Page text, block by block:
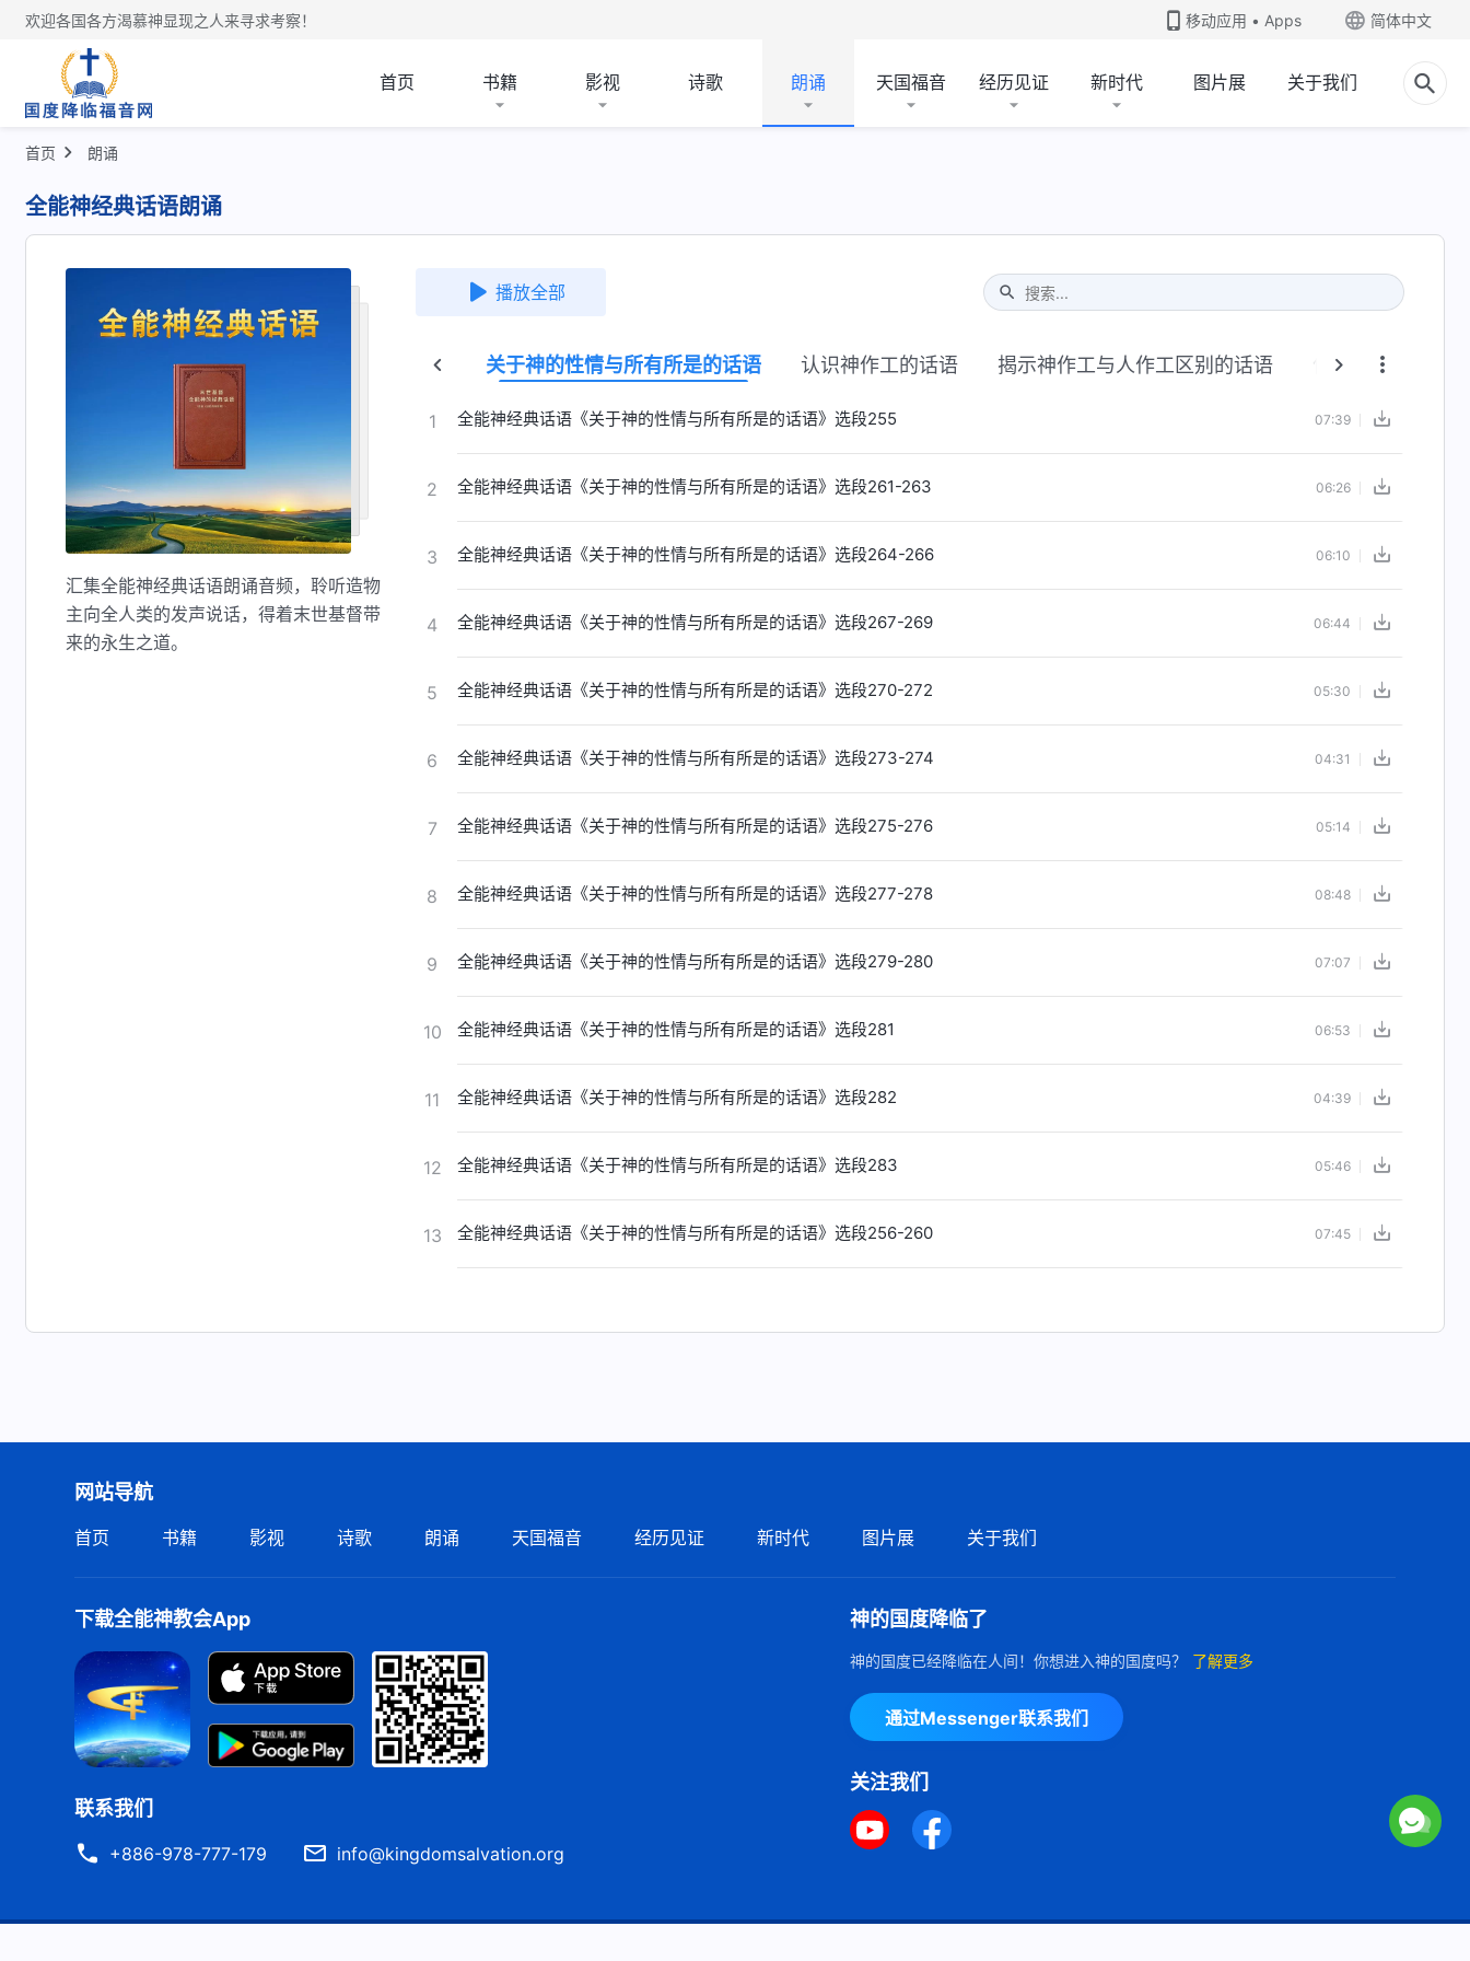
欢迎各国各方渴慕神显现之人来寻求考察！ 移动应用 • Apps 简体中文
首页 书籍 影视 诗歌 朗诵 天国福音 经历见证 新时代 图片展 关于我们
首页 朗诵
全能神经典话语朗诵
汇集全能神经典话语朗诵音频，聆听造物
主向全人类的发声说话，得着末世基督带
来的永生之道。
播放全部
Type 1 or more characters for results.
关于《圣经》的说法的话语 关于神的性情与所有所是的话语 认识神作工的话语 揭示神作工与人作工区别的话语 信神怎样进入真
1 全能神经典话语《关于神的性情与所有所是的话语》选段255 07:39
2 全能神经典话语《关于神的性情与所有所是的话语》选段261-263 06:26
3 全能神经典话语《关于神的性情与所有所是的话语》选段264-266 06:10
4 全能神经典话语《关于神的性情与所有所是的话语》选段267-269 06:44
5 全能神经典话语《关于神的性情与所有所是的话语》选段270-272 05:30
6 全能神经典话语《关于神的性情与所有所是的话语》选段273-274 04:31
7 全能神经典话语《关于神的性情与所有所是的话语》选段275-276 05:14
8 全能神经典话语《关于神的性情与所有所是的话语》选段277-278 08:48
9 全能神经典话语《关于神的性情与所有所是的话语》选段279-280 07:07
10 全能神经典话语《关于神的性情与所有所是的话语》选段281 06:53
11 全能神经典话语《关于神的性情与所有所是的话语》选段282 04:39
12 全能神经典话语《关于神的性情与所有所是的话语》选段283 05:46
13 全能神经典话语《关于神的性情与所有所是的话语》选段256-260 07:45
网站导航
首页 书籍 影视 诗歌 朗诵 天国福音 经历见证 新时代 图片展 关于我们
下载全能神教会App
联系我们
+886-978-777-179 info@kingdomsalvation.org
神的国度降临了
神的国度已经降临在人间！你想进入神的国度吗？ 了解更多
通过Messenger联系我们
关注我们